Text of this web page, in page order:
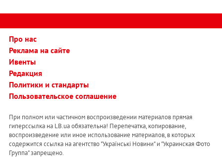
Про нас
Реклама на сайте
Ивенты
Редакция
Политики и стандарты
Пользовательское соглашение
При полном или частичном воспроизведении материалов прямая
гиперссылка на LB.ua обязательна! Перепечатка, копирование,
воспроизведение или иное использование материалов, в которых
содержится ссылка на агентство "Українськi Новини" и "Украинская Фото
Группа" запрещено.